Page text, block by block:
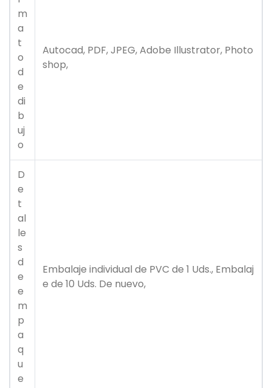
m
a
t
o
d
e
di
b
uj
o
Autocad, PDF, JPEG, Adobe Illustrator, Photo
shop,
D
e
t
al
le
s
d
e
e
m
p
a
q
u
e
Embalaje individual de PVC de 1 Uds., Embalaj
e de 10 Uds. De nuevo,